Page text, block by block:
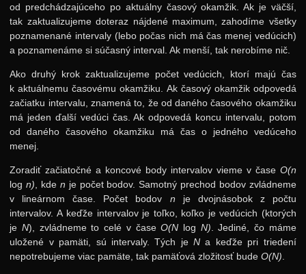
od predchádzajúceho po aktuálny časový okamžik. Ak je väčší,
tak zaktualizujeme doteraz nájdené maximum, zahodíme všetky
poznamenané intervaly (lebo počas nich má čas menej vedúcich)
a poznamenáme si súčasný interval. Ak menší, tak nerobíme nič.
Ako druhý krok zaktualizujeme počet vedúcich, ktorí majú čas
k aktuálnemu časovému okamžiku. Ak časový okamžik odpovedá
začiatku intervalu, znamená to, že od daného časového okamžiku
má jeden ďalší vedúci čas. Ak odpovedá koncu intervalu, potom
od daného časového okamžiku má čas o jedného vedúceho
menej.
Zoradiť začiatočné a koncové body intervalov vieme v čase O(n
log n), kde n je počet bodov. Samotný prechod bodov zvládneme
v lineárnom čase. Počet bodov n je dvojnásobok z počtu
intervalov. A keďže intervalov je toľko, koľko je vedúcich (ktorých
jeN), zvládneme to celé v časeO(N log N). Jediné, čo máme
uložené v pamäti, sú intervaly. Tých jeN a keďže pri triedení
nepotrebujeme viac pamäte, tak pamäťová zložitosť budeO(N).